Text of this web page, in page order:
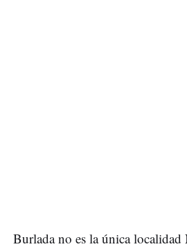
Burlada no es la única localidad